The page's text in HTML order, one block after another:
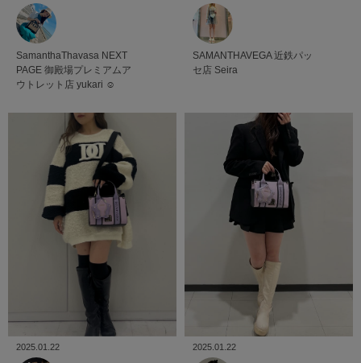
SamanthaThavasa NEXT
PAGE 御殿場プレミアムア
ウトレット店 yukari ☺︎
SAMANTHAVEGA 近鉄パッ
セ店 Seira
2025.01.22 2025.01.22